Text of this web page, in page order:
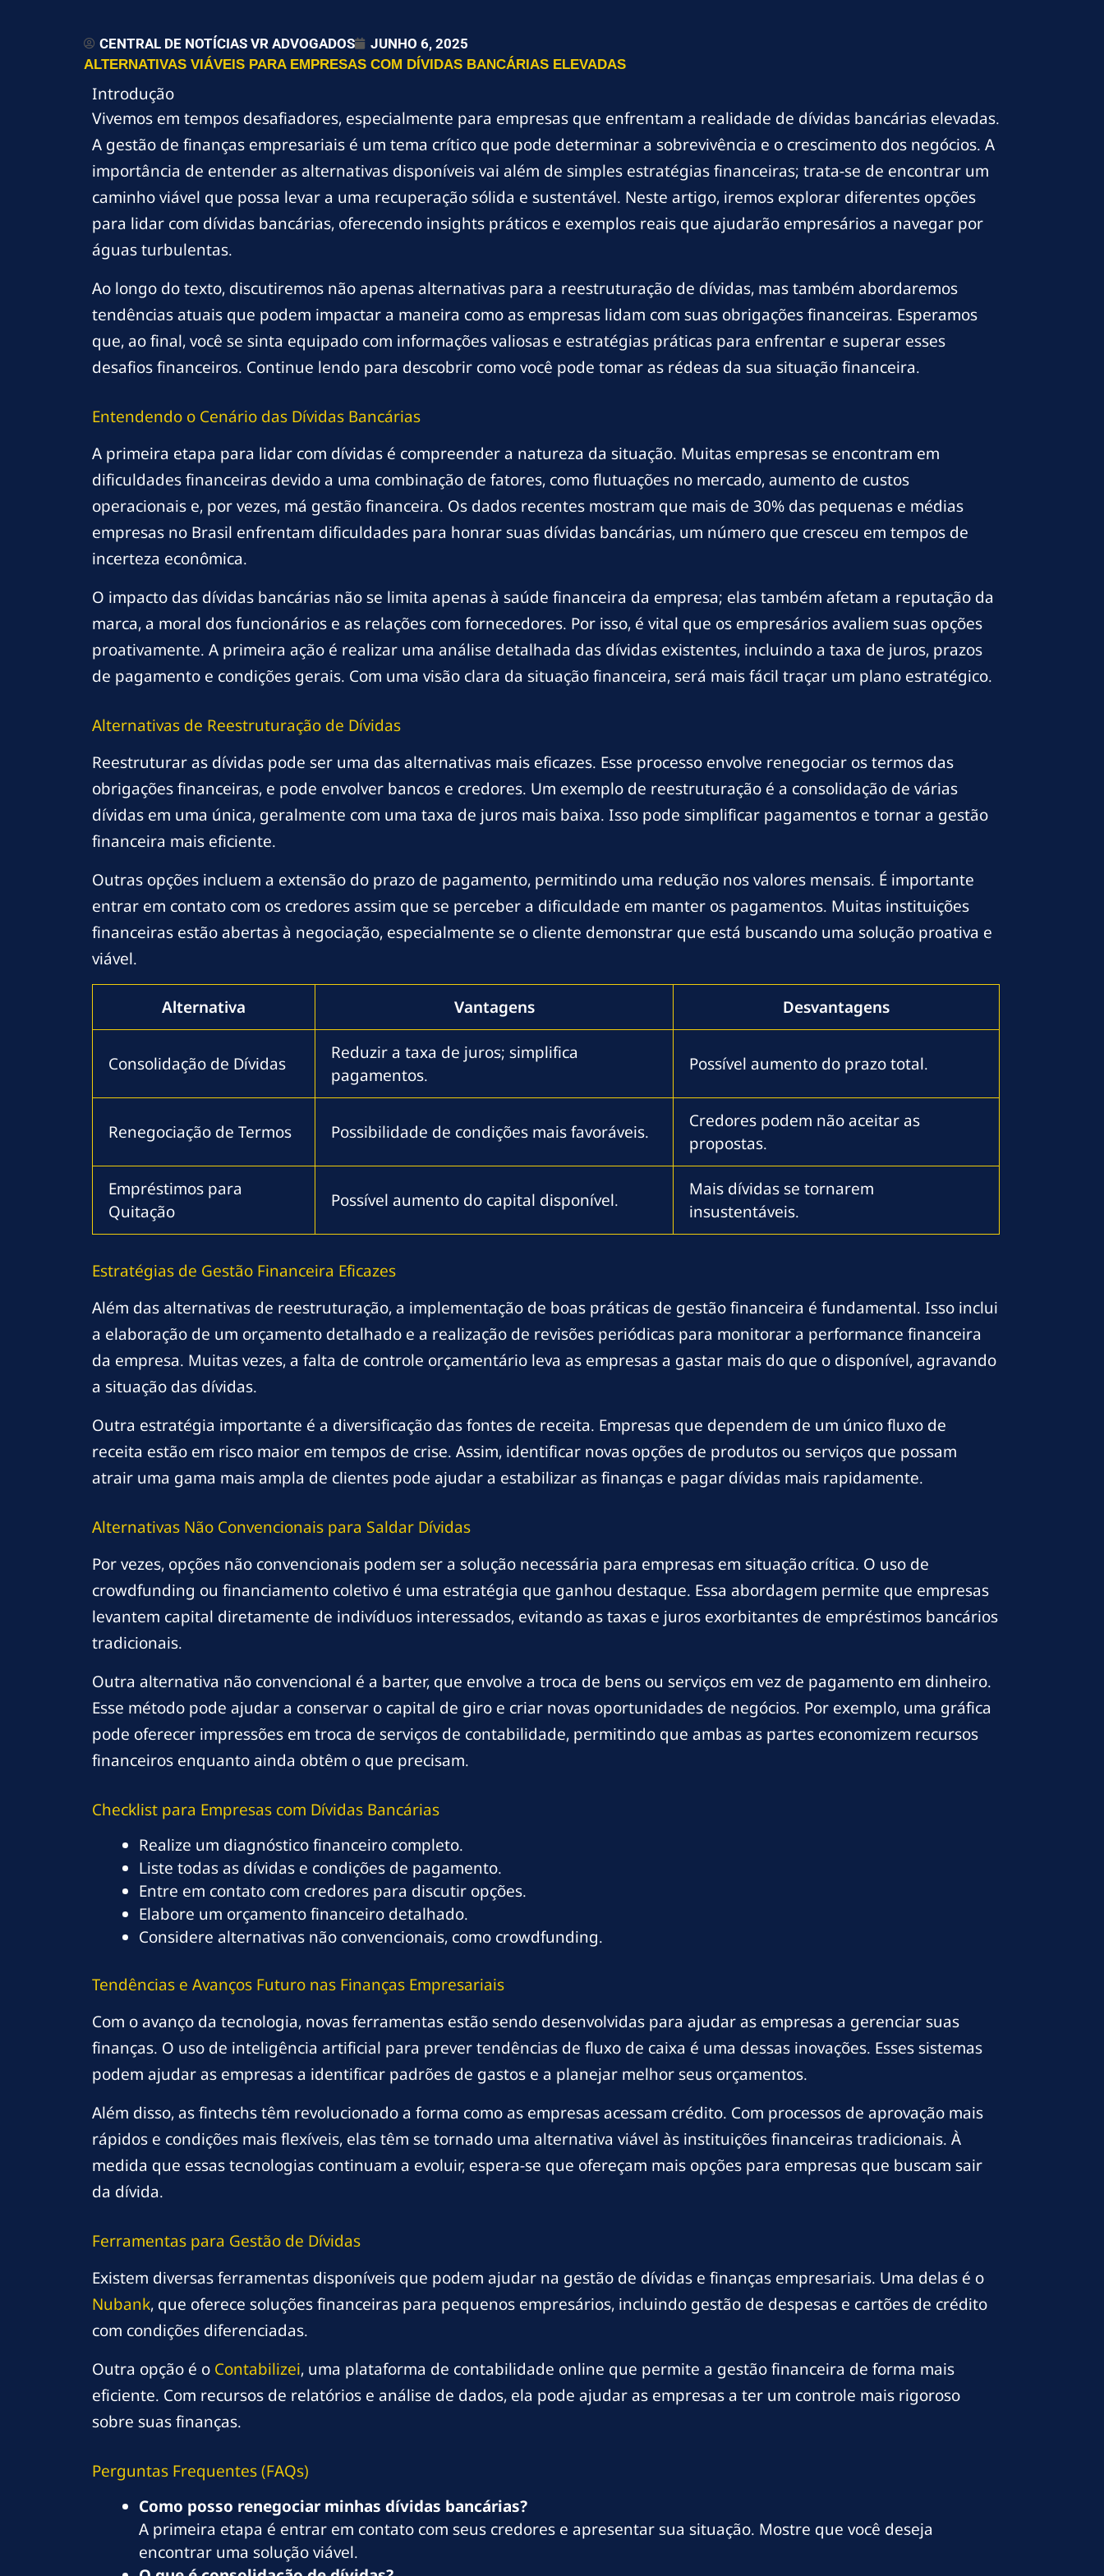
CENTRAL DE NOTÍCIAS VR ADVOGADOS JUNHO 6, 2025
ALTERNATIVAS VIÁVEIS PARA EMPRESAS COM DÍVIDAS BANCÁRIAS ELEVADAS
Introdução
Vivemos em tempos desafiadores, especialmente para empresas que enfrentam a realidade de dívidas bancárias elevadas.
A gestão de finanças empresariais é um tema crítico que pode determinar a sobrevivência e o crescimento dos negócios. A
importância de entender as alternativas disponíveis vai além de simples estratégias financeiras; trata-se de encontrar um
caminho viável que possa levar a uma recuperação sólida e sustentável. Neste artigo, iremos explorar diferentes opções
para lidar com dívidas bancárias, oferecendo insights práticos e exemplos reais que ajudarão empresários a navegar por
águas turbulentas.
Ao longo do texto, discutiremos não apenas alternativas para a reestruturação de dívidas, mas também abordaremos
tendências atuais que podem impactar a maneira como as empresas lidam com suas obrigações financeiras. Esperamos
que, ao final, você se sinta equipado com informações valiosas e estratégias práticas para enfrentar e superar esses
desafios financeiros. Continue lendo para descobrir como você pode tomar as rédeas da sua situação financeira.
Entendendo o Cenário das Dívidas Bancárias
A primeira etapa para lidar com dívidas é compreender a natureza da situação. Muitas empresas se encontram em
dificuldades financeiras devido a uma combinação de fatores, como flutuações no mercado, aumento de custos
operacionais e, por vezes, má gestão financeira. Os dados recentes mostram que mais de 30% das pequenas e médias
empresas no Brasil enfrentam dificuldades para honrar suas dívidas bancárias, um número que cresceu em tempos de
incerteza econômica.
O impacto das dívidas bancárias não se limita apenas à saúde financeira da empresa; elas também afetam a reputação da
marca, a moral dos funcionários e as relações com fornecedores. Por isso, é vital que os empresários avaliem suas opções
proativamente. A primeira ação é realizar uma análise detalhada das dívidas existentes, incluindo a taxa de juros, prazos
de pagamento e condições gerais. Com uma visão clara da situação financeira, será mais fácil traçar um plano estratégico.
Alternativas de Reestruturação de Dívidas
Reestruturar as dívidas pode ser uma das alternativas mais eficazes. Esse processo envolve renegociar os termos das
obrigações financeiras, e pode envolver bancos e credores. Um exemplo de reestruturação é a consolidação de várias
dívidas em uma única, geralmente com uma taxa de juros mais baixa. Isso pode simplificar pagamentos e tornar a gestão
financeira mais eficiente.
Outras opções incluem a extensão do prazo de pagamento, permitindo uma redução nos valores mensais. É importante
entrar em contato com os credores assim que se perceber a dificuldade em manter os pagamentos. Muitas instituições
financeiras estão abertas à negociação, especialmente se o cliente demonstrar que está buscando uma solução proativa e
viável.
Alternativa Vantagens Desvantagens
Consolidação de Dívidas
Reduzir a taxa de juros; simplifica
pagamentos.
Possível aumento do prazo total.
Renegociação de Termos Possibilidade de condições mais favoráveis.
Credores podem não aceitar as
propostas.
Empréstimos para
Quitação
Possível aumento do capital disponível.
Mais dívidas se tornarem
insustentáveis.
Estratégias de Gestão Financeira Eficazes
Além das alternativas de reestruturação, a implementação de boas práticas de gestão financeira é fundamental. Isso inclui
a elaboração de um orçamento detalhado e a realização de revisões periódicas para monitorar a performance financeira
da empresa. Muitas vezes, a falta de controle orçamentário leva as empresas a gastar mais do que o disponível, agravando
a situação das dívidas.
Outra estratégia importante é a diversificação das fontes de receita. Empresas que dependem de um único fluxo de
receita estão em risco maior em tempos de crise. Assim, identificar novas opções de produtos ou serviços que possam
atrair uma gama mais ampla de clientes pode ajudar a estabilizar as finanças e pagar dívidas mais rapidamente.
Alternativas Não Convencionais para Saldar Dívidas
Por vezes, opções não convencionais podem ser a solução necessária para empresas em situação crítica. O uso de
crowdfunding ou financiamento coletivo é uma estratégia que ganhou destaque. Essa abordagem permite que empresas
levantem capital diretamente de indivíduos interessados, evitando as taxas e juros exorbitantes de empréstimos bancários
tradicionais.
Outra alternativa não convencional é a barter, que envolve a troca de bens ou serviços em vez de pagamento em dinheiro.
Esse método pode ajudar a conservar o capital de giro e criar novas oportunidades de negócios. Por exemplo, uma gráfica
pode oferecer impressões em troca de serviços de contabilidade, permitindo que ambas as partes economizem recursos
financeiros enquanto ainda obtêm o que precisam.
Checklist para Empresas com Dívidas Bancárias
Realize um diagnóstico financeiro completo.
Liste todas as dívidas e condições de pagamento.
Entre em contato com credores para discutir opções.
Elabore um orçamento financeiro detalhado.
Considere alternativas não convencionais, como crowdfunding.
Tendências e Avanços Futuro nas Finanças Empresariais
Com o avanço da tecnologia, novas ferramentas estão sendo desenvolvidas para ajudar as empresas a gerenciar suas
finanças. O uso de inteligência artificial para prever tendências de fluxo de caixa é uma dessas inovações. Esses sistemas
podem ajudar as empresas a identificar padrões de gastos e a planejar melhor seus orçamentos.
Além disso, as fintechs têm revolucionado a forma como as empresas acessam crédito. Com processos de aprovação mais
rápidos e condições mais flexíveis, elas têm se tornado uma alternativa viável às instituições financeiras tradicionais. À
medida que essas tecnologias continuam a evoluir, espera-se que ofereçam mais opções para empresas que buscam sair
da dívida.
Ferramentas para Gestão de Dívidas
Existem diversas ferramentas disponíveis que podem ajudar na gestão de dívidas e finanças empresariais. Uma delas é o
Nubank, que oferece soluções financeiras para pequenos empresários, incluindo gestão de despesas e cartões de crédito
com condições diferenciadas.
Outra opção é o Contabilizei, uma plataforma de contabilidade online que permite a gestão financeira de forma mais
eficiente. Com recursos de relatórios e análise de dados, ela pode ajudar as empresas a ter um controle mais rigoroso
sobre suas finanças.
Perguntas Frequentes (FAQs)
Como posso renegociar minhas dívidas bancárias?
A primeira etapa é entrar em contato com seus credores e apresentar sua situação. Mostre que você deseja
encontrar uma solução viável.